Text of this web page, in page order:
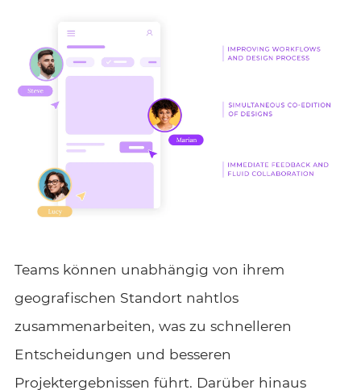
Teams können unabhängig von ihrem
geografischen Standort nahtlos
zusammenarbeiten, was zu schnelleren
Entscheidungen und besseren
Projektergebnissen führt. Darüber hinaus